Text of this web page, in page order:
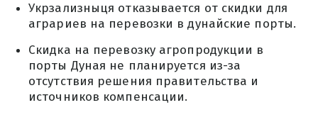
Укрзализныця отказывается от скидки для
аграриев на перевозки в дунайские порты.
Скидка на перевозку агропродукции в
порты Дуная не планируется из-за
отсутствия решения правительства и
источников компенсации.